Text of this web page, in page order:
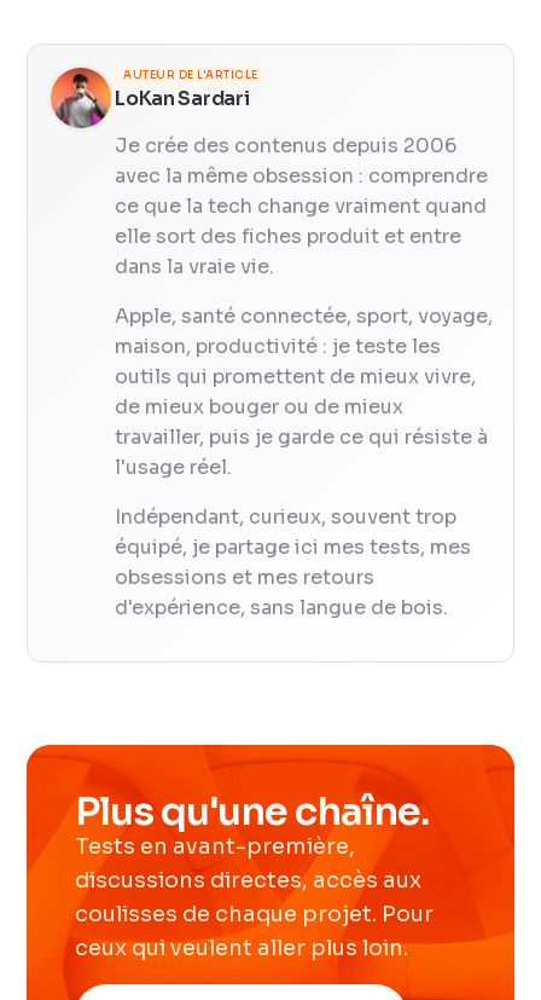
AUTEUR DE L'ARTICLE
LoKan Sardari
Je crée des contenus depuis 2006
avec la même obsession : comprendre
ce que la tech change vraiment quand
elle sort des fiches produit et entre
dans la vraie vie.
Apple, santé connectée, sport, voyage,
maison, productivité : je teste les
outils qui promettent de mieux vivre,
de mieux bouger ou de mieux
travailler, puis je garde ce qui résiste à
l'usage réel.
Indépendant, curieux, souvent trop
équipé, je partage ici mes tests, mes
obsessions et mes retours
d'expérience, sans langue de bois.
Plus qu'une chaîne.
Tests en avant-première,
discussions directes, accès aux
coulisses de chaque projet. Pour
ceux qui veulent aller plus loin.